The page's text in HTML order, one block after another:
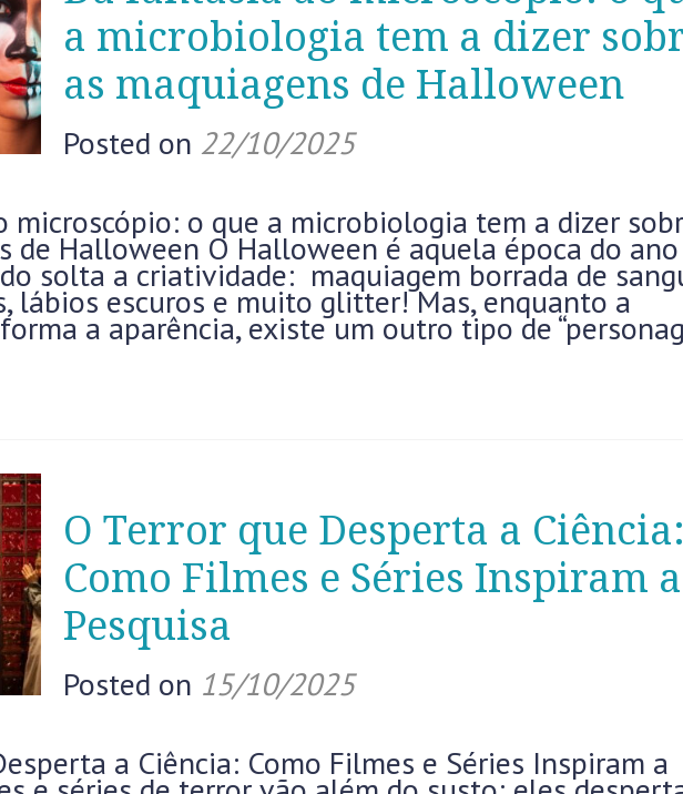
a microbiologia tem a dizer
as maquiagens de Halloween
Posted on 22/10/2025
microscópio: o que a microbiologia tem a dizer
de Halloween O Halloween é aquela época do
solta a criatividade: maquiagem borrada de
lábios escuros e muito glitter! Mas, enquanto a
a aparência, existe um outro tipo de
O Terror que Desperta a Ciência:
Como Filmes e Séries Inspiram a
Pesquisa
Posted on 15/10/2025
a Ciência: Como Filmes e Séries Inspiram a